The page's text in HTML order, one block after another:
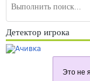
Детектор игрока
Это не